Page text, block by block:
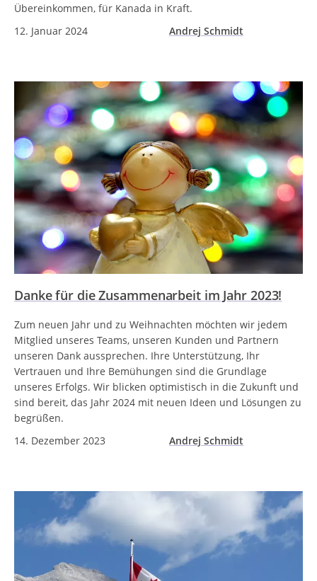
Übereinkommen, für Kanada in Kraft.
12. Januar 2024
Andrej Schmidt
Danke für die Zusammenarbeit im Jahr 2023!
Zum neuen Jahr und zu Weihnachten möchten wir jedem
Mitglied unseres Teams, unseren Kunden und Partnern
unseren Dank aussprechen. Ihre Unterstützung, Ihr
Vertrauen und Ihre Bemühungen sind die Grundlage
unseres Erfolgs. Wir blicken optimistisch in die Zukunft und
sind bereit, das Jahr 2024 mit neuen Ideen und Lösungen zu
begrüßen.
14. Dezember 2023
Andrej Schmidt